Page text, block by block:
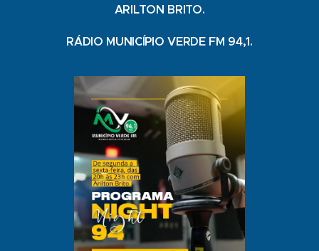
ARILTON BRITO.
RÁDIO MUNICÍPIO VERDE FM 94,1.